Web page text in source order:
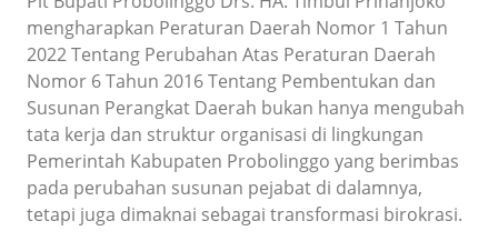
mengharapkan Peraturan Daerah Nomor 1 Tahun
2022 Tentang Perubahan Atas Peraturan Daerah
Nomor 6 Tahun 2016 Tentang Pembentukan dan
Susunan Perangkat Daerah bukan hanya mengubah
tata kerja dan struktur organisasi di lingkungan
Pemerintah Kabupaten Probolinggo yang berimbas
pada perubahan susunan pejabat di dalamnya,
tetapi juga dimaknai sebagai transformasi birokrasi.